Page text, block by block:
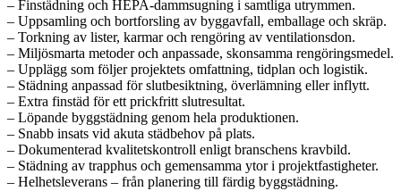
– Finstädning och HEPA-dammsugning i samtliga utrymmen.
– Uppsamling och bortforsling av byggavfall, emballage och skräp.
– Torkning av lister, karmar och rengöring av ventilationsdon.
– Miljösmarta metoder och anpassade, skonsamma rengöringsmedel.
– Upplägg som följer projektets omfattning, tidplan och logistik.
– Städning anpassad för slutbesiktning, överlämning eller inflytt.
– Extra finstäd för ett prickfritt slutresultat.
– Löpande byggstädning genom hela produktionen.
– Snabb insats vid akuta städbehov på plats.
– Dokumenterad kvalitetskontroll enligt branschens kravbild.
– Städning av trapphus och gemensamma ytor i projektfastigheter.
– Helhetsleverans – från planering till färdig byggstädning.